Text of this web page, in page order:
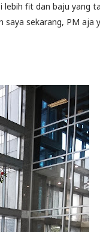
lebih fit dan baju yang
saya sekarang, PM aja